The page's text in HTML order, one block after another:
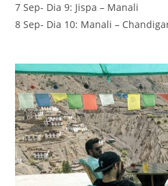
7 Sep- Dia 9: Jispa – Manali
8 Sep- Dia 10: Manali –